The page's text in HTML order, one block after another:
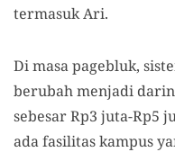
termasuk Ari.
Di masa pagebluk,
berubah menjadi
sebesar Rp3 juta-Rp5
ada fasilitas kampus